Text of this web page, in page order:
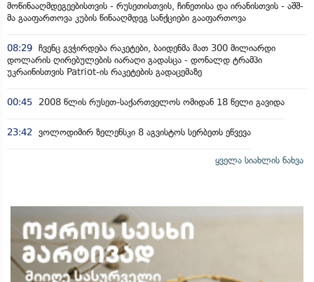
მოწინააღმდეგეებისთვის - რუსეთისთვის, ჩინეთისა და ირანისთვის - აშშ-
მა გააფართოვა კუბის წინააღმდეგ სანქციები გააფართოვა
08:29 ჩვენც გვჭირდება რაკეტები, ბაიდენმა მათ 300 მილიარდი
დოლარის ღირებულების იარაღი გადასცა - დონალდ ტრამპი
უკრაინისთვის Patriot-ის რაკეტების გადაცემაზე
00:45 2008 წლის რუსეთ-საქართველოს ომიდან 18 წელი გავიდა
23:42 ვოლოდიმირ ზელენსკი 8 აგვისტოს სერბეთს ეწვევა
ყველა სიახლის ნახვა